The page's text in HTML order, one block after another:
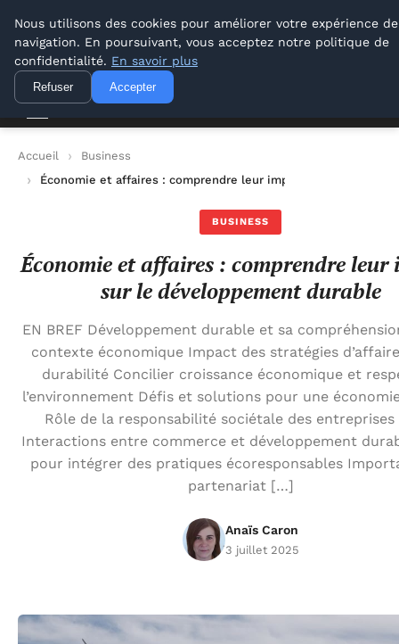
Lyon Photos
Lyon Photos
Accueil
Business
Économie et affaires : comprendre leur impact sur le
BUSINESS
Économie et affaires : comprendre leur
sur le développement durable
EN BREF Développement durable et sa
contexte économique Impact des stratégies
durabilité Concilier croissance économique et
l’environnement Défis et solutions pour une
Rôle de la responsabilité sociétale des entreprises
Interactions entre commerce et développement
pour intégrer des pratiques écoresponsables
partenariat […]
Anaïs Caron
3 juillet 2025
Nous utilisons des cookies pour améliorer votre expérience de
navigation. En poursuivant, vous acceptez notre politique de
confidentialité. En savoir plus
Refuser Accepter